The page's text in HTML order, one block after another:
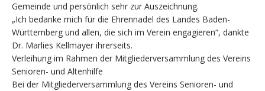
Gemeinde und persönlich sehr zur Auszeichnung.
„Ich bedanke mich für die Ehrennadel des Landes Baden-
Württemberg und allen, die sich im Verein engagieren“, dankte
Dr. Marlies Kellmayer ihrerseits.
Verleihung im Rahmen der Mitgliederversammlung des Vereins
Senioren- und Altenhilfe
Bei der Mitgliederversammlung des Vereins Senioren- und